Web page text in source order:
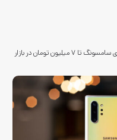
میلیون تومان در بازار